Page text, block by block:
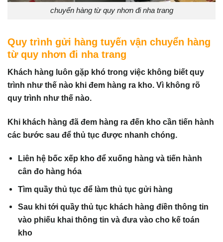
chuyển hàng từ quy nhơn đi nha trang
Quy trình gửi hàng tuyến vận chuyển hàng
từ quy nhơn đi nha trang
Khách hàng luôn gặp khó trong việc không biết quy
trình như thế nào khi đem hàng ra kho. Vì không rõ
quy trình như thế nào.
Khi khách hàng đã đem hàng ra đến kho cần tiến hành
các bước sau để thủ tục được nhanh chóng.
Liên hệ bốc xếp kho để xuống hàng và tiến hành
cân đo hàng hóa
Tìm quầy thủ tục để làm thủ tục gửi hàng
Sau khi tới quầy thủ tục khách hàng điền thông tin
vào phiếu khai thông tin và đưa vào cho kế toán
kho